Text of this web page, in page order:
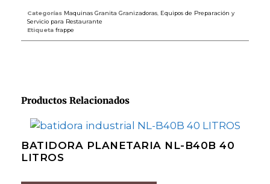
Categorías Maquinas Granita Granizadoras, Equipos de Preparación y
Servicio para Restaurante
Etiqueta frappe
Productos Relacionados
BATIDORA PLANETARIA NL-B40B 40
LITROS